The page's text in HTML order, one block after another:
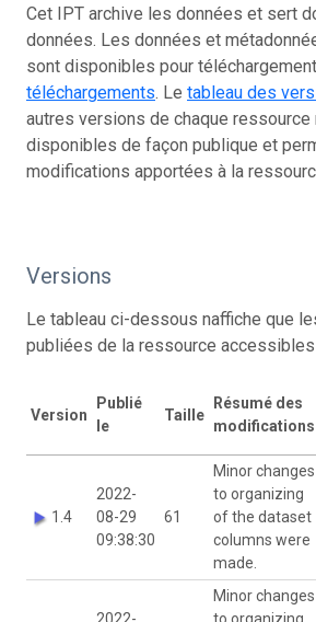
Cet IPT archive les données et sert
données. Les données et
sont disponibles pour
téléchargements. Le tableau des
autres versions de chaque ressource
disponibles de façon publique et
modifications apportées à la
Versions
Le tableau ci-dessous naffiche que
publiées de la ressource
Version
Publié
le
Taille
Résumé des
modifications
1.4
2022-
08-29
09:38:30
61
Minor changes
to organizing
of the dataset
columns were
made.
2022-
Minor changes
to organizing